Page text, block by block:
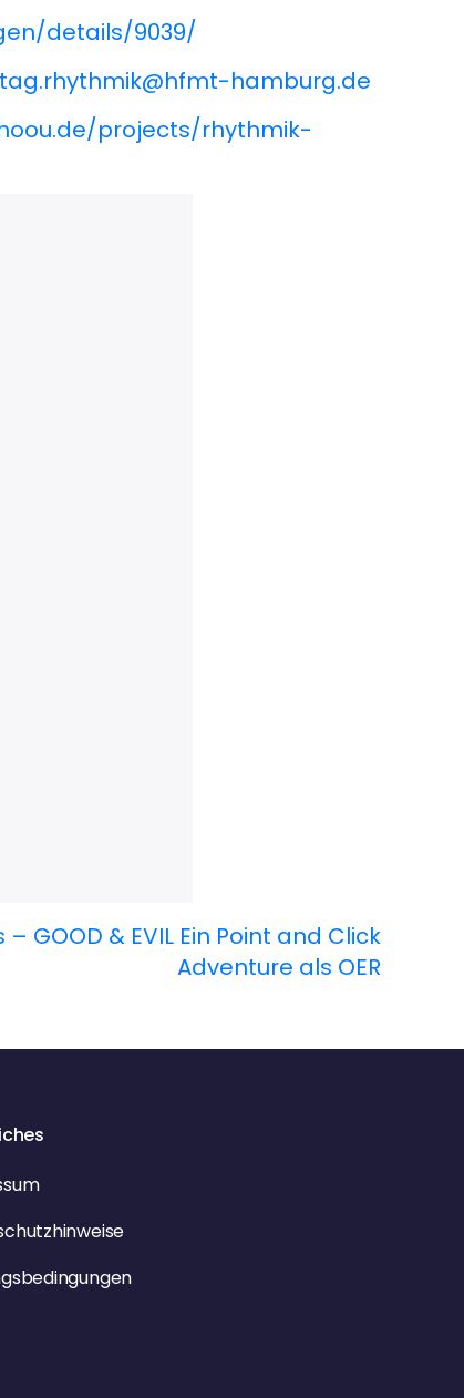
details/9039/
hamburg.de
projects/rhythmik-
GOOD & EVIL Ein Point and Click
Adventure als OER